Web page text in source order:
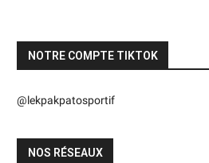
NOTRE COMPTE TIKTOK
@lekpakpatosportif
NOS RÉSEAUX